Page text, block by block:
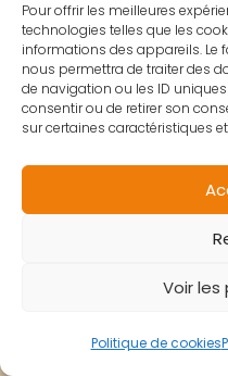
Pour offrir les meilleures
technologies telles que les
informations des appareils. Le
nous permettra de traiter des
de navigation ou les ID
consentir ou de retirer son
sur certaines caractéristiques
Voir
Politique de cookies
OEM
quantité